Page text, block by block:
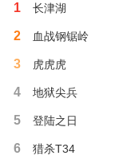
1 长津湖
2 血战钢锯岭
3 虎虎虎
4 地狱尖兵
5 登陆之日
6 猎杀T34